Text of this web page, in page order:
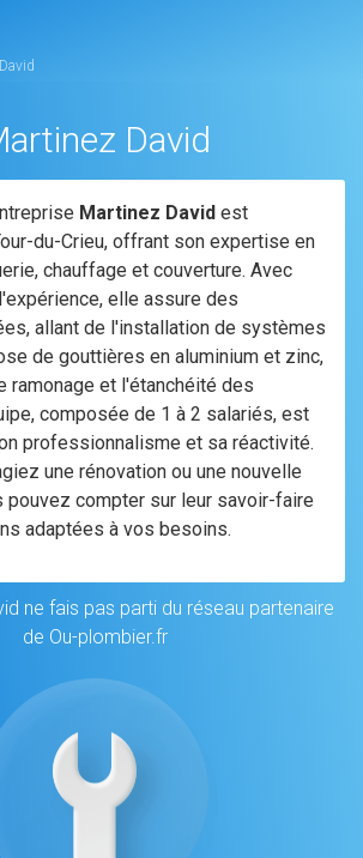
David
Martinez David est
du-Crieu, offrant son expertise en
chauffage et couverture. Avec
elle assure des
allant de l'installation de systèmes
de gouttières en aluminium et zinc,
ramonage et l'étanchéité des
composée de 1 à 2 salariés, est
professionnalisme et sa réactivité.
une rénovation ou une nouvelle
pouvez compter sur leur savoir-faire
adaptées à vos besoins.
ne fais pas parti du réseau partenaire
de Ou-plombier.fr